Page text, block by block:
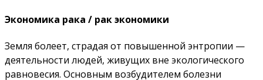
Экономика рака / рак экономики
Земля болеет, страдая от повышенной энтропии —
деятельности людей, живущих вне экологического
равновесия. Основным возбудителем болезни